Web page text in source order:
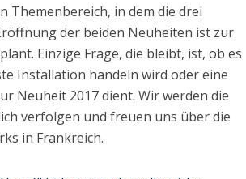
Themenbereich, in dem die drei
der beiden Neuheiten ist zur
Einzige Frage, die bleibt, ist, ob es
Installation handeln wird oder eine
Neuheit 2017 dient. Wir werden die
verfolgen und freuen uns über die
in Frankreich.